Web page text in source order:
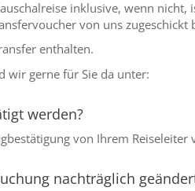
inklusive, wenn
von uns zugeschickt
enthalten.
wir gerne für Sie da unter:
werden?
von Ihrem
nachträglich